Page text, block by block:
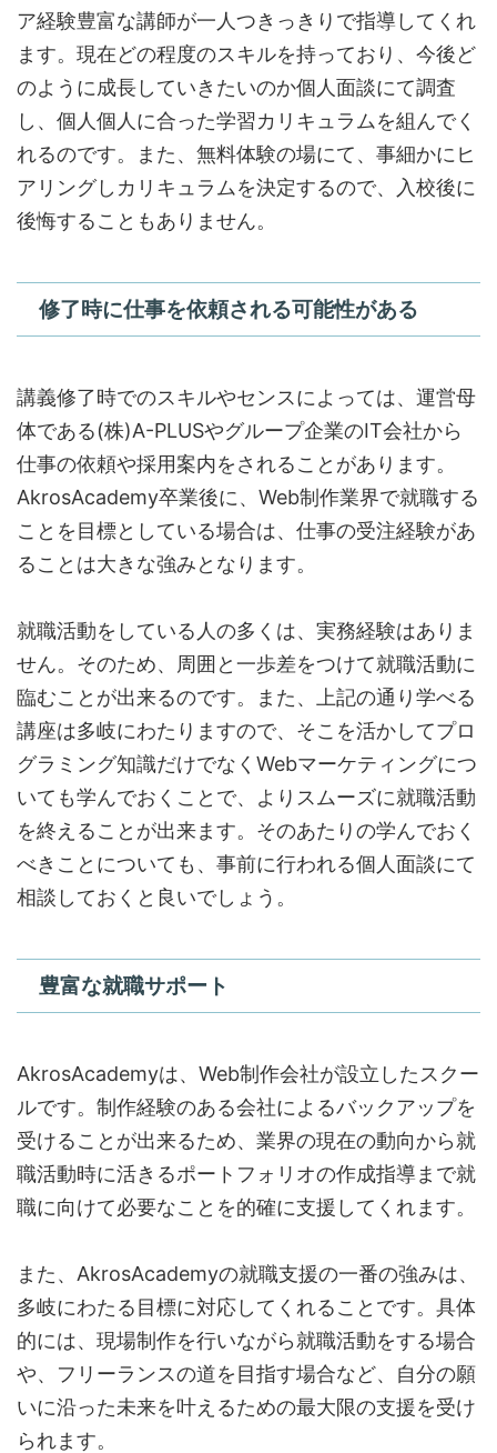
ア経験豊富な講師が一人つきっきりで指導してくれ
ます。現在どの程度のスキルを持っており、今後ど
のように成長していきたいのか個人面談にて調査
し、個人個人に合った学習カリキュラムを組んでく
れるのです。また、無料体験の場にて、事細かにヒ
アリングしカリキュラムを決定するので、入校後に
後悔することもありません。
修了時に仕事を依頼される可能性がある
講義修了時でのスキルやセンスによっては、運営母
体である(株)A-PLUSやグループ企業のIT会社から
仕事の依頼や採用案内をされることがあります。
AkrosAcademy卒業後に、Web制作業界で就職する
ことを目標としている場合は、仕事の受注経験があ
ることは大きな強みとなります。
就職活動をしている人の多くは、実務経験はありま
せん。そのため、周囲と一歩差をつけて就職活動に
臨むことが出来るのです。また、上記の通り学べる
講座は多岐にわたりますので、そこを活かしてプロ
グラミング知識だけでなくWebマーケティングにつ
いても学んでおくことで、よりスムーズに就職活動
を終えることが出来ます。そのあたりの学んでおく
べきことについても、事前に行われる個人面談にて
相談しておくと良いでしょう。
豊富な就職サポート
AkrosAcademyは、Web制作会社が設立したスクー
ルです。制作経験のある会社によるバックアップを
受けることが出来るため、業界の現在の動向から就
職活動時に活きるポートフォリオの作成指導まで就
職に向けて必要なことを的確に支援してくれます。
また、AkrosAcademyの就職支援の一番の強みは、
多岐にわたる目標に対応してくれることです。具体
的には、現場制作を行いながら就職活動をする場合
や、フリーランスの道を目指す場合など、自分の願
いに沿った未来を叶えるための最大限の支援を受け
られます。